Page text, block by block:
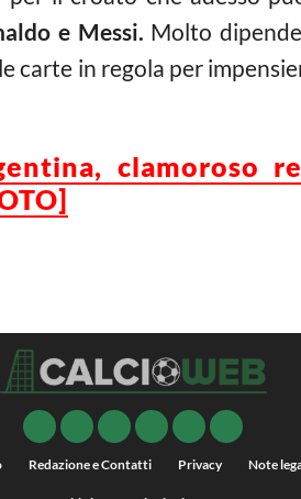
e Messi. Molto
carte in regola per
clamoroso
Redazione e Contatti Privacy Note